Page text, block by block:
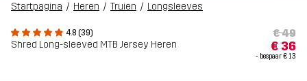
Startpagina Heren Truien Longsleeves
4.8 (39)
Shred Long-sleeved MTB Jersey Heren
€ 49
€ 36
- bespaar€ 13